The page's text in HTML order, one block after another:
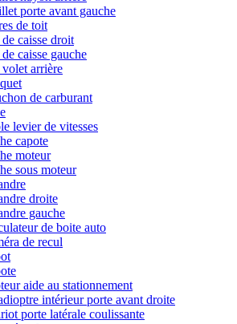
porte avant gauche
de toit
caisse droit
caisse gauche
volet arrière
de carburant
levier de vitesses
capote
moteur
sous moteur
droite
gauche
de boite auto
de recul
aide au stationnement
intérieur porte avant droite
porte latérale coulissante